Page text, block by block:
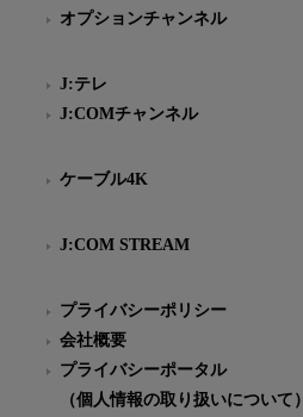
オプションチャンネル
J:テレ
J:COMチャンネル
ケーブル4K
J:COM STREAM
プライバシーポリシー
会社概要
プライバシーポータル
（個人情報の取り扱いについて）